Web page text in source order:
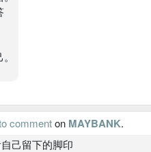
commenton MAYBANK.
己留下的脚印